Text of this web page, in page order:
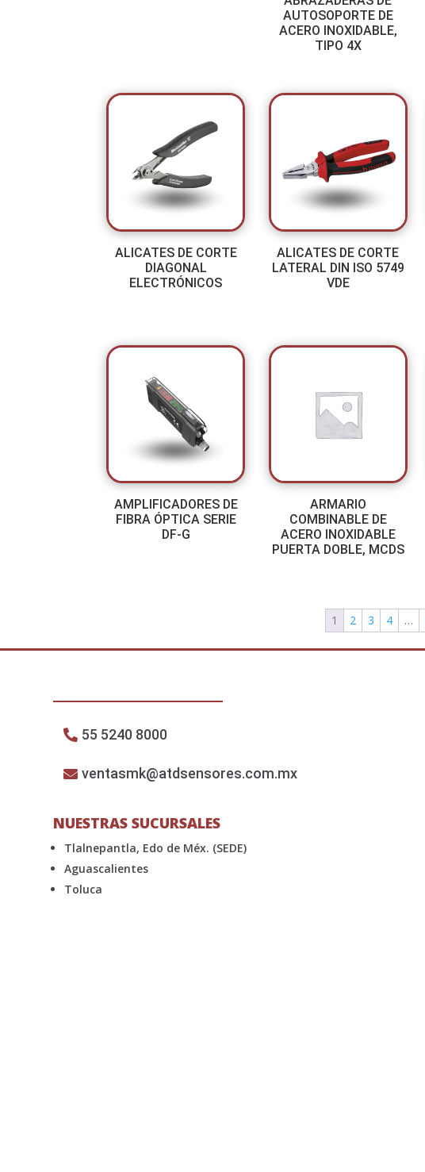
AUTOSOPORTE DE
ACERO INOXIDABLE,
TIPO 4X
ALICATES DE CORTE
DIAGONAL
ELECTRÓNICOS
ALICATES DE CORTE
LATERAL DIN ISO 5749
VDE
AMPLIFICADORES DE
FIBRA ÓPTICA SERIE
DF-G
ARMARIO
COMBINABLE DE
ACERO INOXIDABLE
PUERTA DOBLE, MCDS
1 2 3 4 …
55 5240 8000
ventasmk@atdsensores.com.mx
NUESTRAS SUCURSALES
Tlalnepantla, Edo de Méx. (SEDE)
Aguascalientes
Toluca